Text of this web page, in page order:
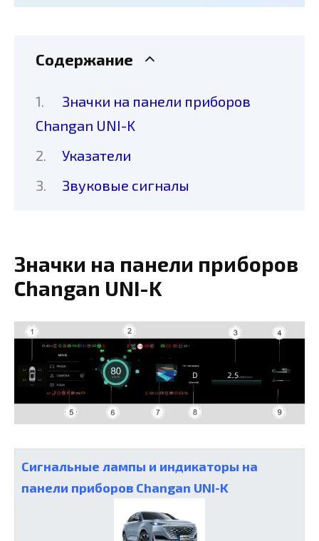
Содержание
Значки на панели приборов
Changan UNI-K
Указатели
Звуковые сигналы
Значки на панели приборов
Changan UNI-K
Сигнальные лампы и индикаторы на
панели приборов Changan UNI-K